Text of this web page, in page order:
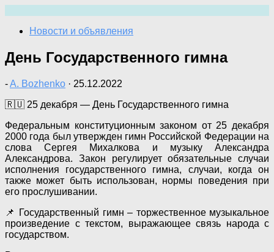
содержимому
Новости и объявления
День Государственного гимна
-A. Bozhenko · 25.12.2022
🇷🇺 25 декабря — День Государственного гимна
Федеральным конституционным законом от 25 декабря
2000 года был утвержден гимн Российской Федерации на
слова Сергея Михалкова и музыку Александра
Александрова. Закон регулирует обязательные случаи
исполнения государственного гимна, случаи, когда он
также может быть использо­ван, нормы поведения при
его прослушивании.
📌 Государственный гимн – торжественное музыкальное
произведение с текстом, выражающее связь народа с
государством.